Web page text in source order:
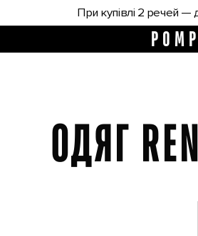
При купівлі 2 речей
ОДЯГ